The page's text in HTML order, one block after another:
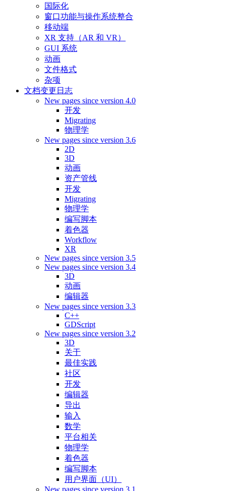
国际化
窗口功能与操作系统整合
移动端
XR 支持（AR 和 VR）
GUI 系统
动画
文件格式
杂项
文档变更日志
New pages since version 4.0
开发
Migrating
物理学
New pages since version 3.6
2D
3D
动画
资产管线
开发
Migrating
物理学
编写脚本
着色器
Workflow
XR
New pages since version 3.5
New pages since version 3.4
3D
动画
编辑器
New pages since version 3.3
C++
GDScript
New pages since version 3.2
3D
关于
最佳实践
社区
开发
编辑器
导出
输入
数学
平台相关
物理学
着色器
编写脚本
用户界面（UI）
New pages since version 3.1